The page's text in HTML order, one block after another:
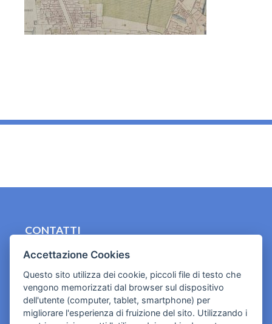
CONTATTI
contact.originebologna@gmail.com
Cookies e informativa privacy
Accettazione Cookies
Questo sito utilizza dei cookie, piccoli file di testo che
vengono memorizzati dal browser sul dispositivo
dell'utente (computer, tablet, smartphone) per
migliorare l'esperienza di fruizione del sito. Utilizzando i